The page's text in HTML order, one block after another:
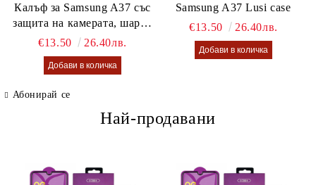
Калъф за Samsung A37 със
защита на камерата, шарен
калъф Lusi case
€13.50 26.40лв.
Samsung A37 Lusi case
€13.50
26.40лв.
Абонирай се
Най-продавани